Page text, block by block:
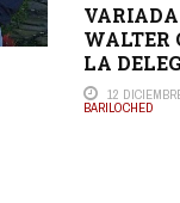
WALTER
LA
12
BARILOCHED